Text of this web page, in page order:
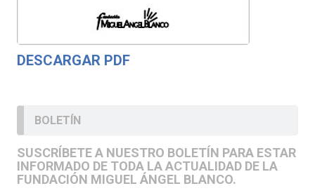
DESCARGAR PDF
BOLETÍN
SUSCRÍBETE A NUESTRO BOLETÍN PARA ESTAR
INFORMADO DE TODA LA ACTUALIDAD DE LA
FUNDACIÓN MIGUEL ÁNGEL BLANCO.